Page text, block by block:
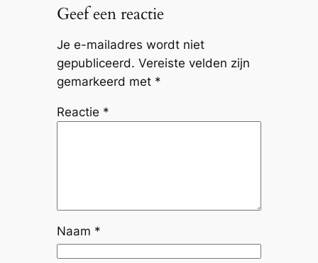
Geef een reactie
Je e-mailadres wordt niet
gepubliceerd. Vereiste velden zijn
gemarkeerd met *
Reactie *
Naam *